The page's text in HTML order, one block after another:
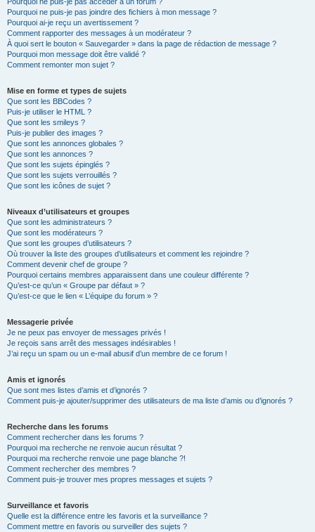
Pourquoi ne puis-je pas joindre des fichiers à mon message ?
Pourquoi ai-je reçu un avertissement ?
Comment rapporter des messages à un modérateur ?
À quoi sert le bouton « Sauvegarder » dans la page de rédaction de message ?
Pourquoi mon message doit être validé ?
Comment remonter mon sujet ?
Mise en forme et types de sujets
Que sont les BBCodes ?
Puis-je utiliser le HTML ?
Que sont les smileys ?
Puis-je publier des images ?
Que sont les annonces globales ?
Que sont les annonces ?
Que sont les sujets épinglés ?
Que sont les sujets verrouillés ?
Que sont les icônes de sujet ?
Niveaux d’utilisateurs et groupes
Que sont les administrateurs ?
Que sont les modérateurs ?
Que sont les groupes d’utilisateurs ?
Où trouver la liste des groupes d’utilisateurs et comment les rejoindre ?
Comment devenir chef de groupe ?
Pourquoi certains membres apparaissent dans une couleur différente ?
Qu’est-ce qu’un « Groupe par défaut » ?
Qu’est-ce que le lien « L’équipe du forum » ?
Messagerie privée
Je ne peux pas envoyer de messages privés !
Je reçois sans arrêt des messages indésirables !
J’ai reçu un spam ou un e-mail abusif d’un membre de ce forum !
Amis et ignorés
Que sont mes listes d’amis et d’ignorés ?
Comment puis-je ajouter/supprimer des utilisateurs de ma liste d’amis ou d’ignorés ?
Recherche dans les forums
Comment rechercher dans les forums ?
Pourquoi ma recherche ne renvoie aucun résultat ?
Pourquoi ma recherche renvoie une page blanche ?!
Comment rechercher des membres ?
Comment puis-je trouver mes propres messages et sujets ?
Surveillance et favoris
Quelle est la différence entre les favoris et la surveillance ?
Comment mettre en favoris ou surveiller des sujets ?